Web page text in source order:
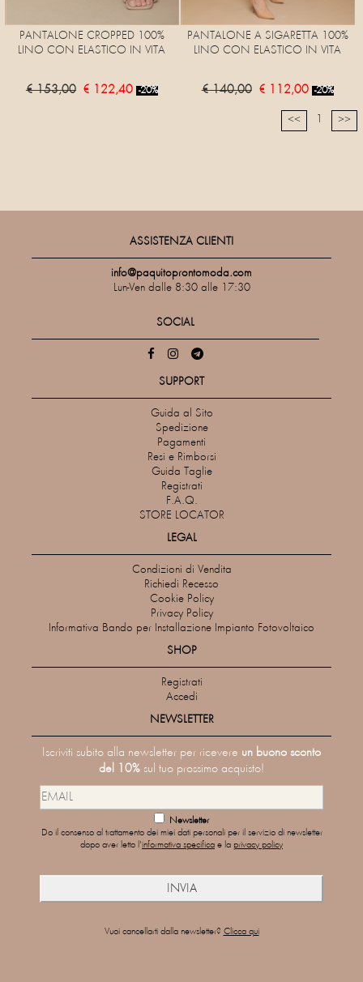
PANTALONE CROPPED 100%
LINO CON ELASTICO IN VITA
€ 153,00 € 122,40 -20%
PANTALONE A SIGARETTA 100%
LINO CON ELASTICO IN VITA
€ 140,00 € 112,00 -20%
<< >>
ASSISTENZA CLIENTI
info@paquitoprontomoda.com
Lun-Ven dalle 8:30 alle 17:30
SOCIAL
SUPPORT
Guida al Sito
Spedizione
Pagamenti
Resi e Rimborsi
Guida Taglie
Registrati
F.A.Q.
STORE LOCATOR
LEGAL
Condizioni di Vendita
Richiedi Recesso
Cookie Policy
Privacy Policy
Informativa Bando per Installazione Impianto Fotovoltaico
SHOP
Registrati
Accedi
NEWSLETTER
Iscriviti subito alla newsletter per ricevere un buono sconto
del 10% sul tuo prossimo acquisto!
Newsletter
Do il consenso al trattamento dei miei dati personali per il servizio di newsletter
dopo aver letto l'informativa specifica e la privacy policy
Vuoi cancellarti dalla newsletter? Clicca qui